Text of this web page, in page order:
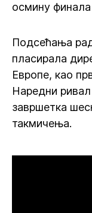
осмину
Подсећања
пласирала
Европе, као
Наредни
завршетка
такмичења.